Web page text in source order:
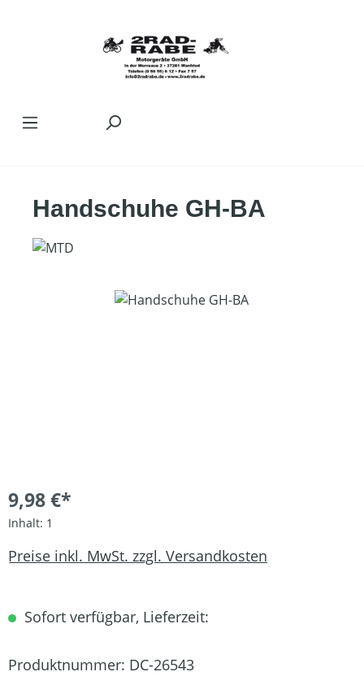
Handschuhe GH-BA
Bildergalerie überspringen
9,98 €*
Inhalt: 1
Preise inkl. MwSt. zzgl. Versandkosten
Sofort verfügbar, Lieferzeit:
Produktnummer: DC-26543